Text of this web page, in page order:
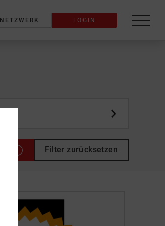
NETZWERK LOGIN
Filter zurücksetzen